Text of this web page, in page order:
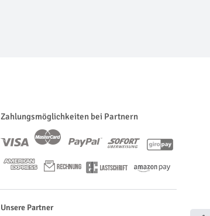
Zahlungsmöglichkeiten bei Partnern
Unsere Partner